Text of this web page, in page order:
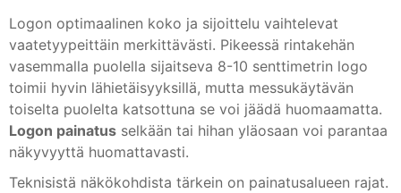
Logon optimaalinen koko ja sijoittelu vaihtelevat
vaatetyypeittäin merkittävästi. Pikeessä rintakehän
vasemmalla puolella sijaitseva 8-10 senttimetrin logo
toimii hyvin lähietäisyyksillä, mutta messukäytävän
toiselta puolelta katsottuna se voi jäädä huomaamatta.
Logon painatus selkään tai hihan yläosaan voi parantaa
näkyvyyttä huomattavasti.
Teknisistä näkökohdista tärkein on painatusalueen rajat.